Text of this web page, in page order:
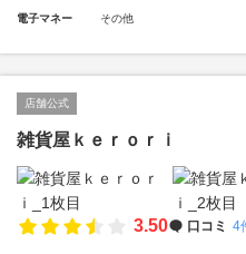
電子マネー その他
店舗公式
雑貨屋ｋｅｒｏｒｉ
3.50 口コミ 4